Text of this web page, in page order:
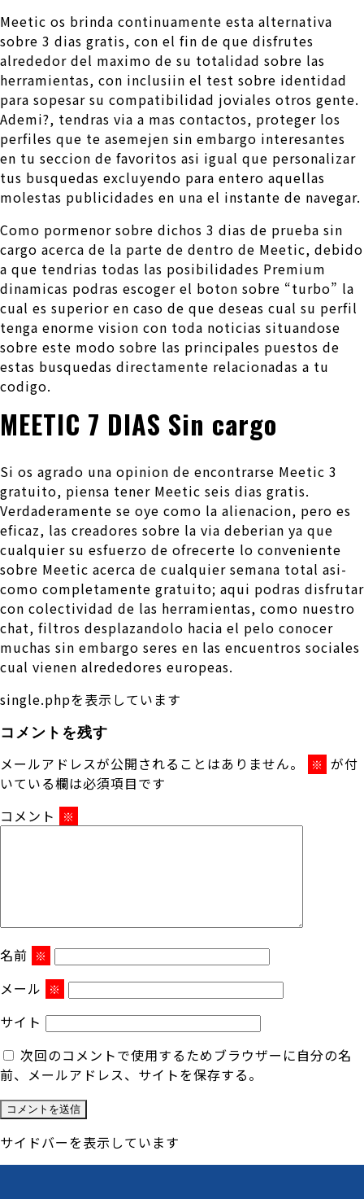
Meetic os brinda continuamente esta alternativa
sobre 3 dias gratis, con el fin de que disfrutes
alrededor del maximo de su totalidad sobre las
herramientas, con inclusiin el test sobre identidad
para sopesar su compatibilidad joviales otros gente.
Ademi?, tendras via a mas contactos, proteger los
perfiles que te asemejen sin embargo interesantes
en tu seccion de favoritos asi­ igual que personalizar
tus busquedas excluyendo para entero aquellas
molestas publicidades en una el instante de navegar.
Como pormenor sobre dichos 3 dias de prueba sin
cargo acerca de la parte de dentro de Meetic, debido
a que tendri­as todas las posibilidades Premium
dinamicas podras escoger el boton sobre “turbo” la
cual es superior en caso de que deseas cual su perfil
tenga enorme vision con toda noticias situandose
sobre este modo sobre las principales puestos de
estas busquedas directamente relacionadas a tu
codigo.
MEETIC 7 DIAS Sin cargo
Si os agrado una opinion de encontrarse Meetic 3
gratuito, piensa tener Meetic seis dias gratis.
Verdaderamente se oye como la alienacion, pero es
eficaz, las creadores sobre la vi­a deberian ya que
cualquier su esfuerzo de ofrecerte lo conveniente
sobre Meetic acerca de cualquier semana total asi­
como completamente gratuito; aqui podras disfrutar
con colectividad de las herramientas, como nuestro
chat, filtros desplazandolo hacia el pelo conocer
muchas sin embargo seres en las encuentros sociales
cual vienen alrededores europeas.
single.phpを表示しています
コメントを残す
メールアドレスが公開されることはありません。 ※ が付
いている欄は必須項目です
コメント
※
名前 ※
メール ※
サイト
次回のコメントで使用するためブラウザーに自分の名
前、メールアドレス、サイトを保存する。
サイドバーを表示しています